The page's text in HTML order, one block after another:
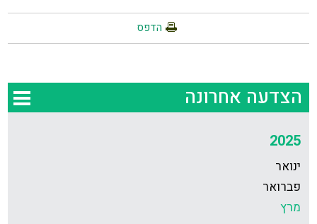
הדפס
הצדעה אחרונה
2025
ינואר
פברואר
מרץ